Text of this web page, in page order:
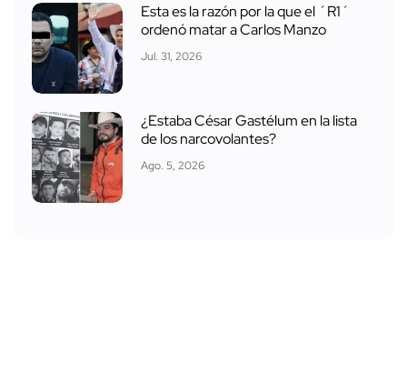
Esta es la razón por la que el ´R1´
ordenó matar a Carlos Manzo
Jul. 31, 2026
¿Estaba César Gastélum en la lista
de los narcovolantes?
Ago. 5, 2026